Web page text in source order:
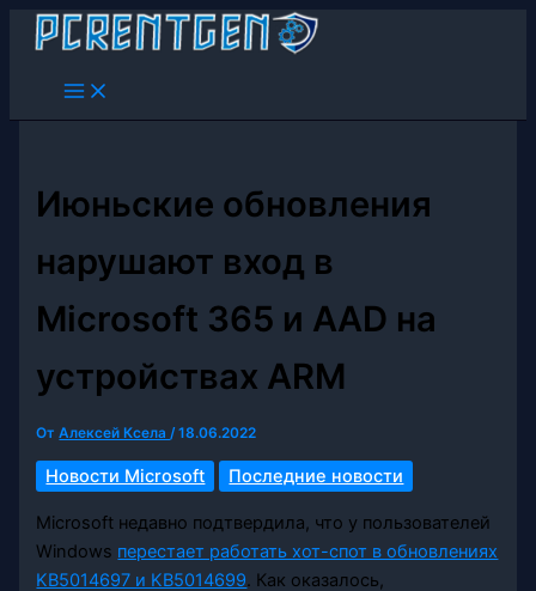
Перейти
содержимому
Июньские обновления
нарушают вход в
Microsoft 365 и AAD на
устройствах ARM
ОтАлексей Ксела/18.06.2022
Новости Microsoft Последние новости
Microsoft недавно подтвердила, что у пользователей
Windows перестает работать хот-спот в обновлениях
KB5014697 и KB5014699. Как оказалось,